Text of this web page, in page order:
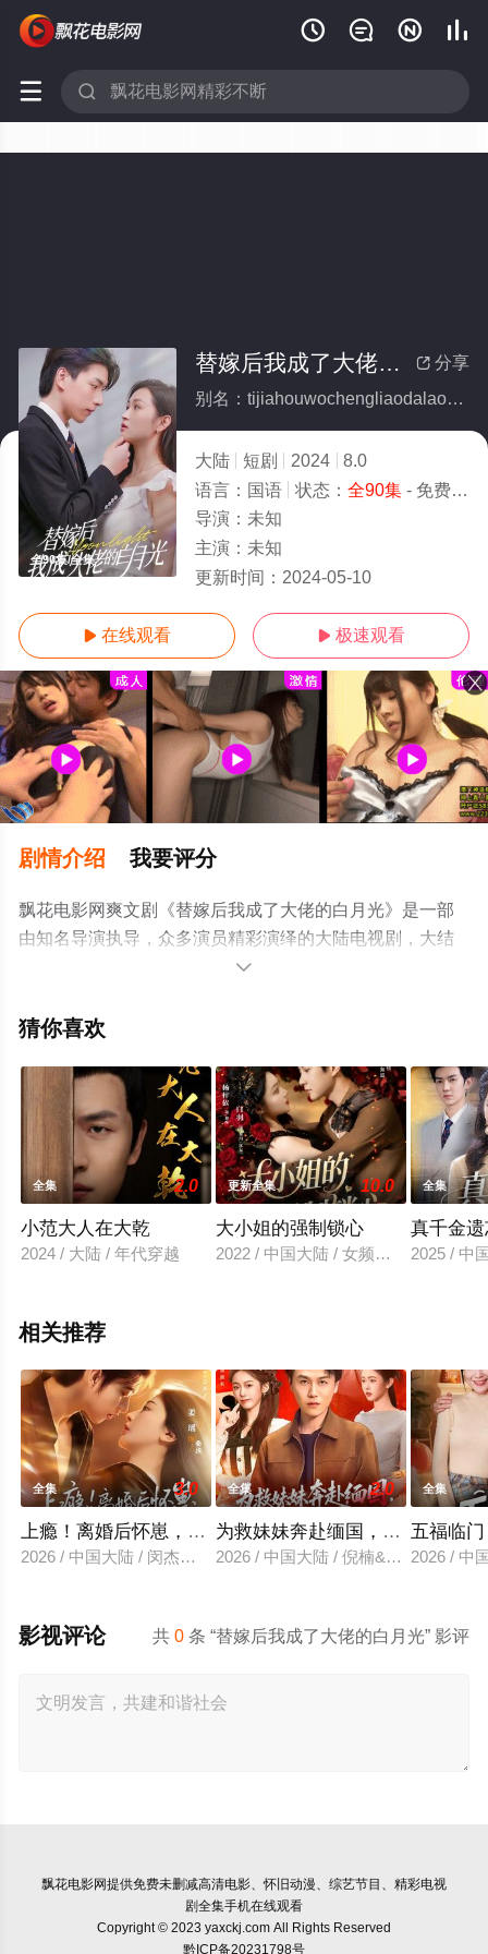
   
 
全90集/全集
 分享
替嫁后我成了大佬的白月光(全集)
别名：tijiahouwochengliaodalaodebaiyueguang
大陆 短剧 2024
8.0
语言： 国语 状态： 全90集- 免费在线观看
导演： 未知
主演： 未知
更新时间： 2024-05-10
 在线观看  极速观看
剧情介绍 我要评分
飘花电影网爽文剧《替嫁后我成了大佬的白月光》是一部
由知名导演执导，众多演员精彩演绎的大陆电视剧，大结
局剧情已揭晓（全90集），手机免费观看高清无删减完整
电视剧、电视猫或剧情网等平台了解。

猜你喜欢
全集 2.0
小范大人在大乾
2024 / 大陆 / 年代穿越
更新全集 10.0
大小姐的强制锁心
2022 / 中国大陆 / 女频恋爱
全集
真千金
2025 / 中
相关推荐
全集 3.0
上瘾！离婚后怀崽，前夫要她同居
2026 / 中国大陆 / 闵杰＆姜瑶
全集 2.0
为救妹妹奔赴缅国，我以千术定
2026 / 中国大陆 / 倪楠&大蒲
全集
五福临
2026 / 中
共0 条 “替嫁后我成了大佬的白月光” 影评
影视评论
飘花电影网提供免费未删减高清电影、怀旧动漫、综艺节目、精彩电视
剧全集手机在线观看
Copyright © 2023 yaxckj.com All Rights Reserved
黔ICP备20231798号